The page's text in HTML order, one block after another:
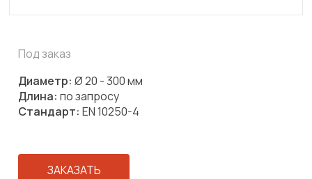
Под заказ
Диаметр: Ø 20 - 300 мм
Длина: по запросу
Стандарт: EN 10250-4
ЗАКАЗАТЬ